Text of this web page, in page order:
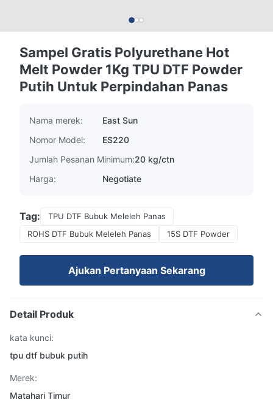
Sampel Gratis Polyurethane Hot
Melt Powder 1Kg TPU DTF Powder
Putih Untuk Perpindahan Panas
Nama merek:
East Sun
Nomor Model:
ES220
Jumlah Pesanan Minimum:20 kg/ctn
Harga:
Negotiate
Tag:
TPU DTF Bubuk Meleleh Panas
ROHS DTF Bubuk Meleleh Panas
15S DTF Powder
Ajukan Pertanyaan Sekarang
Detail Produk
kata kunci:
tpu dtf bubuk putih
Merek:
Matahari Timur